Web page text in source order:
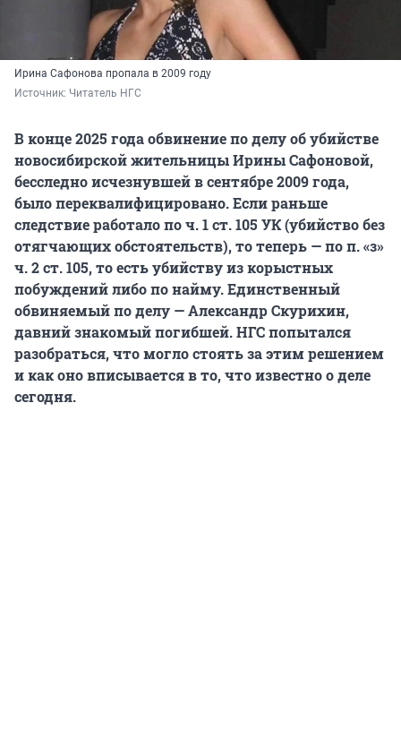
Ирина Сафонова пропала в 2009 году
Источник: Читатель НГС
В конце 2025 года обвинение по делу об убийстве
новосибирской жительницы Ирины Сафоновой,
бесследно исчезнувшей в сентябре 2009 года,
было переквалифицировано. Если раньше
следствие работало по ч. 1 ст. 105 УК (убийство без
отягчающих обстоятельств), то теперь — по п. «з»
ч. 2 ст. 105, то есть убийству из корыстных
побуждений либо по найму. Единственный
обвиняемый по делу — Александр Скурихин,
давний знакомый погибшей. НГС попытался
разобраться, что могло стоять за этим решением
и как оно вписывается в то, что известно о деле
сегодня.